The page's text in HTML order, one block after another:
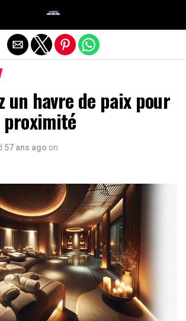
un havre de paix pour
proximité
57 ans ago on
Quitter la version mobile